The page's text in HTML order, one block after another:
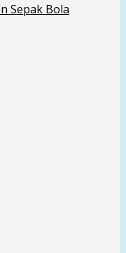
Sepak Bola